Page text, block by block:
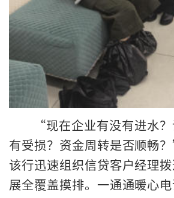
“现在企业有没有进水
有受损？资金周转是否顺畅
该行迅速组织信贷客户经理
展全覆盖摸排。一通通暖心